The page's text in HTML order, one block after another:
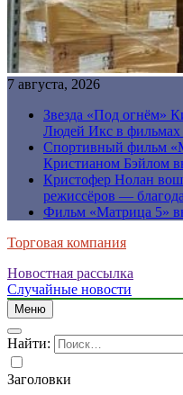
7 августа, 2026
Звезда «Под огнём»
Людей Икс в фильмах
Спортивный фильм
Кристианом Бэйлом
Кристофер Нолан
режиссёров —
Фильм «Матрица 5»
Торговая компания
Новостная рассылка
Случайные новости
Меню
Найти:
Заголовки